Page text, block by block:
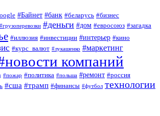
#Байнет #банк #беларусь #бизнес
#грузоперевозки #деньги #дом #евросоюз #загадка
#иллюзия #инвестиции #интерьер #кино
#курс_валют #лукашенко #маркетинг
компаний
#пожар #политика #польша #ремонт #россия
#сша #трамп #финансы #футбол технологии